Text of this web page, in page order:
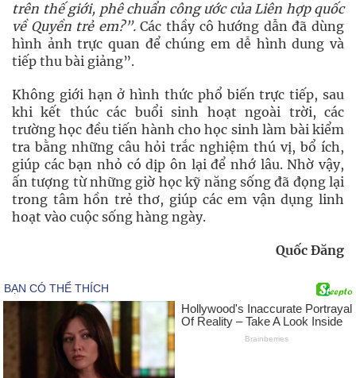
trên thế giới, phê chuẩn công ước của Liên hợp quốc
về Quyền trẻ em?”.Các thầy cô hướng dẫn đã dùng
hình ảnh trực quan để chúng em dễ hình dung và
tiếp thu bài giảng”.
Không giới hạn ở hình thức phổ biến trực tiếp, sau
khi kết thúc các buổi sinh hoạt ngoài trời, các
trường học đều tiến hành cho học sinh làm bài kiểm
tra bằng những câu hỏi trắc nghiệm thú vị, bổ ích,
giúp các bạn nhỏ có dịp ôn lại để nhớ lâu. Nhờ vậy,
ấn tượng từ những giờ học kỹ năng sống đã đọng lại
trong tâm hồn trẻ thơ, giúp các em vận dụng linh
hoạt vào cuộc sống hàng ngày.
Quốc Đăng